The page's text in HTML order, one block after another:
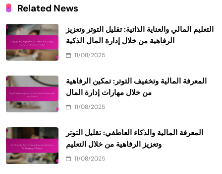
Related News
التعليم المالي والعناية الذاتية: تقليل التوتر وتعزيز
الرفاهية من خلال إدارة المال الذكية
11/08/2025
المعرفة المالية وتخفيف التوتر: تمكين الرفاهية
من خلال مهارات إدارة المال
11/08/2025
المعرفة المالية والذكاء العاطفي: تقليل التوتر
وتعزيز الرفاهية من خلال التعليم
11/08/2025